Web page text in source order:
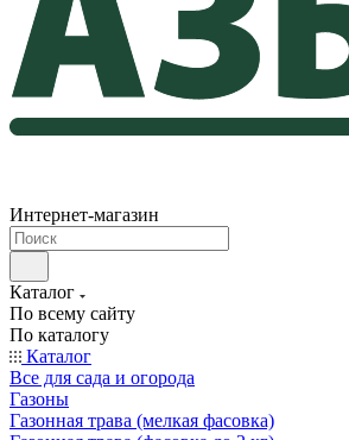
Интернет-магазин
Каталог
По всему сайту
По каталогу
Каталог
Все для сада и огорода
Газоны
Газонная трава (мелкая фасовка)